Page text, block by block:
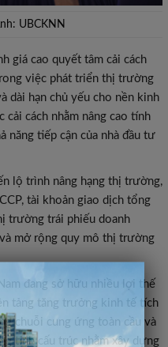
×
UBCKNN
giá cao quyết tâm cải cách
việc phát triển thị trường
dài hạn chủ yếu cho nền kinh
cách nhằm nâng cao tính
năng tiếp cận của nhà đầu tư
lộ trình nâng hạng thị trường,
tài khoản giao dịch tổng
trường trái phiếu doanh
mở rộng quy mô thị trường
đang sở hữu nhiều lợi thế
tảng tăng trưởng kinh tế tích
chuỗi cung ứng toàn cầu và
tính cấu trúc nhằm xây dựng